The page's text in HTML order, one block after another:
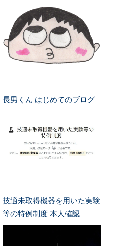
長男くん はじめてのブログ
技適未取得機器を用いた実験
等の特例制度 本人確認